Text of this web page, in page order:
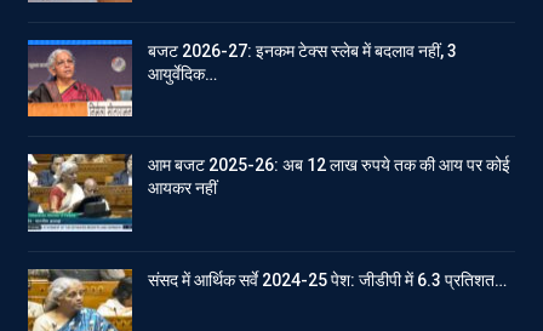
बजट 2026-27: इनकम टेक्स स्लेब में बदलाव नहीं, 3
आयुर्वेदिक…
आम बजट 2025-26: अब 12 लाख रुपये तक की आय पर कोई
आयकर नहीं
संसद में आर्थिक सर्वे 2024-25 पेश: जीडीपी में 6.3 प्रतिशत…